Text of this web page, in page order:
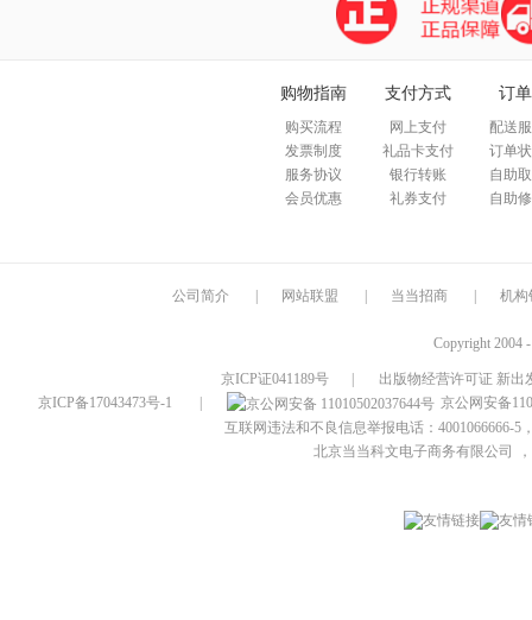
购物指南
购买流程
发票制度
服务协议
会员优惠
支付方式
网上支付
礼品卡支付
银行转账
礼券支付
订
配送
订单
自助
自助
公司简介 网站联盟 当当招商 机构
Copyright 2004
京ICP证041189号
出版物经营许可证 新出
京ICP备17043473号-1
京公网安备
互联网违法和不良信息举报电话：4001066666-5
北京当当科文电子商务有限公司